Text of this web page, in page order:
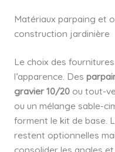
Matériaux parpaing et
construction jardinière
Le choix des
l’apparence. Des
gravier 10/20ou tout-
ou un mélange sable-
forment le kit de base.
restent optionnelles
consolider les angles